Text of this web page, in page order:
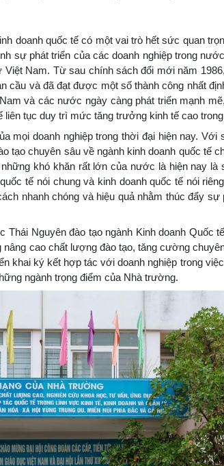
doanh quốc tế có một vai trò hết sức quan
sự phát triển của các doanh nghiệp trong
Nam. Từ sau chính sách đổi mới năm
cầu và đã đạt được một số thành công nhất
và các nước ngày càng phát triển mạnh
tục duy trì mức tăng trưởng kinh tế cao
mọi doanh nghiệp trong thời đại hiện nay. Với
tạo chuyên sâu về ngành kinh doanh quốc tế
khó khăn rất lớn của nước là hiện nay là
tế nói chung và kinh doanh quốc tế nói
nhanh chóng và hiệu quả nhằm thúc đẩy
Nguyên đào tạo ngành Kinh doanh Quốc
cao chất lượng đào tạo, tăng cường
khai ký kết hợp tác với doanh nghiệp trong
ngành trọng điểm của Nhà trường.